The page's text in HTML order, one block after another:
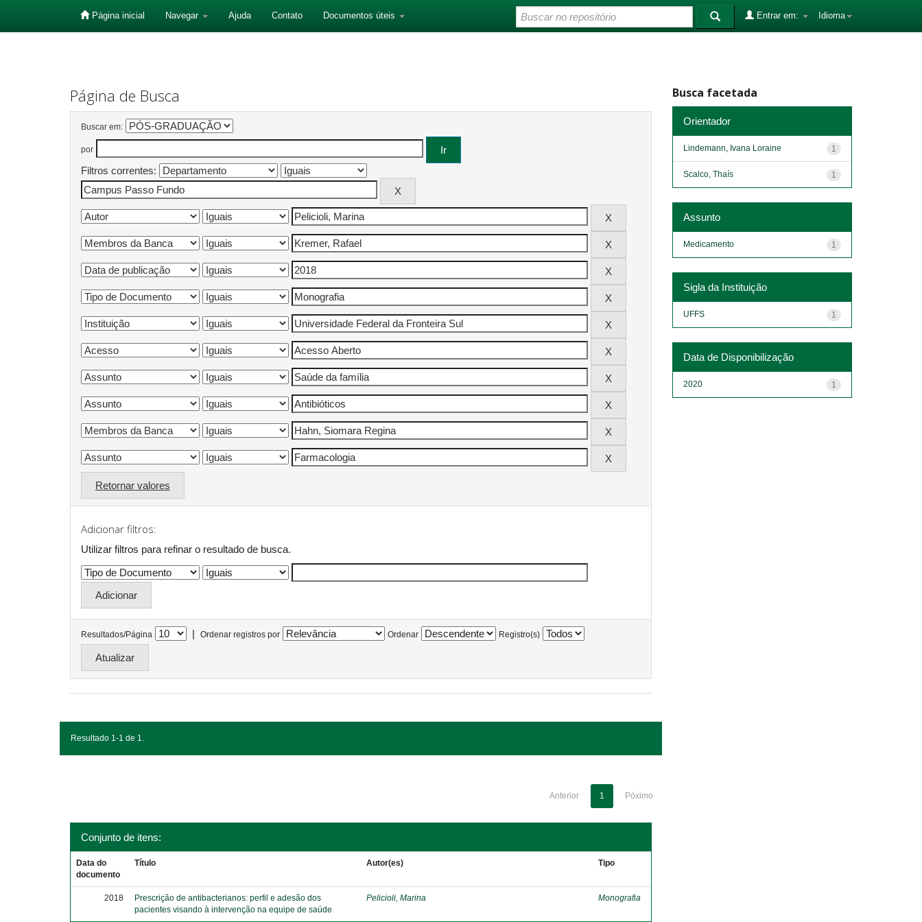
Página inicial Navegar Ajuda Contato Documentos úteis Idioma
Entrar em:
Página de Busca
Buscar em:
por
Filtros correntes:
Retornar valores
Adicionar filtros:
Utilizar filtros para refinar o resultado de busca.
Resultados/Página | Ordenar registros por Ordenar Registro(s)
Resultado 1-1 de 1.
Anterior 1 Póximo
Conjunto de itens:
Data do
documento
Título Autor(es) Tipo
2018
Prescrição de antibacterianos: perfil e adesão dos
pacientes visando à intervenção na equipe de saúde
Pelicioli, Marina Monografia
Busca facetada
Orientador
1
Lindemann, Ivana Loraine
1
Scalco, Thaís
Assunto
1
Medicamento
Sigla da Instituição
1
UFFS
Data de Disponibilização
1
2020